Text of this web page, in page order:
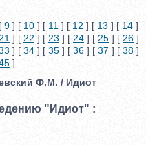
9 ] [ 10 ] [ 11 ] [ 12 ] [ 13 ] [ 14 ]
21 ] [ 22 ] [ 23 ] [ 24 ] [ 25 ] [ 26 ]
] [ 34 ] [ 35 ] [ 36 ] [ 37 ] [ 38 ]
]
Ф.М. / Идиот
"Идиот" :